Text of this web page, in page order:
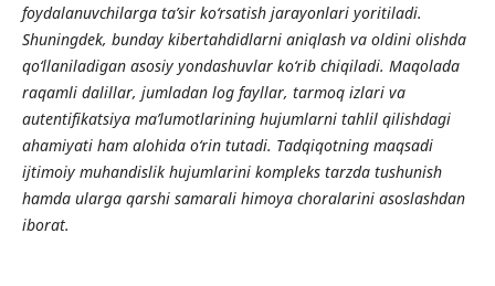
foydalanuvchilarga ta’sir ko‘rsatish jarayonlari yoritiladi.
Shuningdek, bunday kibertahdidlarni aniqlash va oldini olishda
qo‘llaniladigan asosiy yondashuvlar ko‘rib chiqiladi. Maqolada
raqamli dalillar, jumladan log fayllar, tarmoq izlari va
autentifikatsiya ma’lumotlarining hujumlarni tahlil qilishdagi
ahamiyati ham alohida o‘rin tutadi. Tadqiqotning maqsadi
ijtimoiy muhandislik hujumlarini kompleks tarzda tushunish
hamda ularga qarshi samarali himoya choralarini asoslashdan
iborat.